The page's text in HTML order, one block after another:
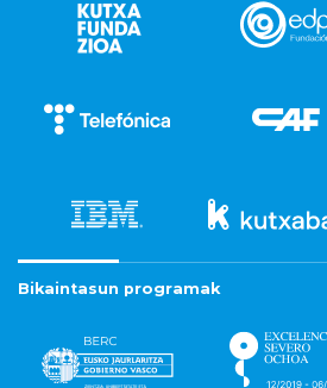
Bikaintasun programak